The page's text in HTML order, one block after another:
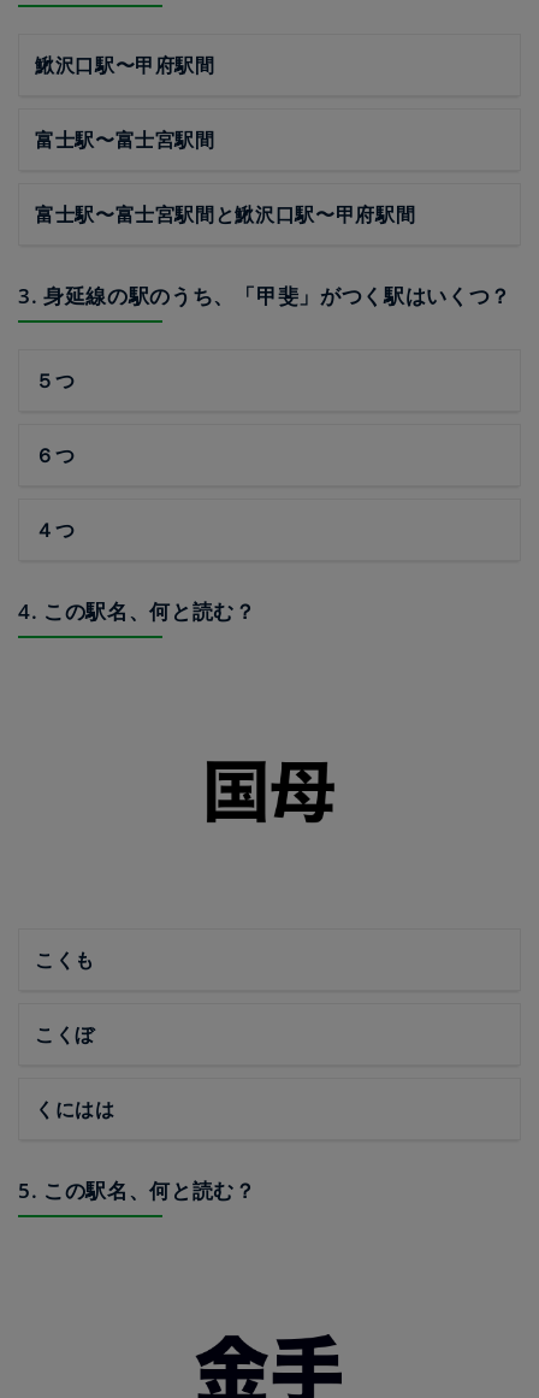
鰍沢口駅〜甲府駅間
富士駅〜富士宮駅間
富士駅〜富士宮駅間と鰍沢口駅〜甲府駅間
3. 身延線の駅のうち、「甲斐」がつく駅はいくつ？
５つ
６つ
４つ
4. この駅名、何と読む？
こくも
こくぼ
くにはは
5. この駅名、何と読む？